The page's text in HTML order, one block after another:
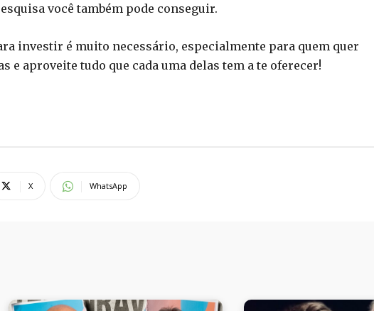
você também pode conseguir.
investir é muito necessário, especialmente para quem quer
e aproveite tudo que cada uma delas tem a te oferecer!
X WhatsApp